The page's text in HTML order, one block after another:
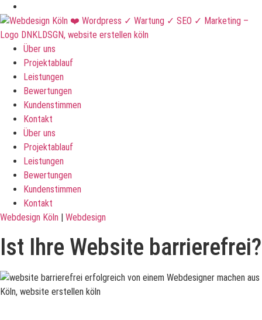
Über uns
Projektablauf
Leistungen
Bewertungen
Kundenstimmen
Kontakt
Über uns
Projektablauf
Leistungen
Bewertungen
Kundenstimmen
Kontakt
Webdesign Köln
Webdesign
Ist Ihre Website barrierefrei?